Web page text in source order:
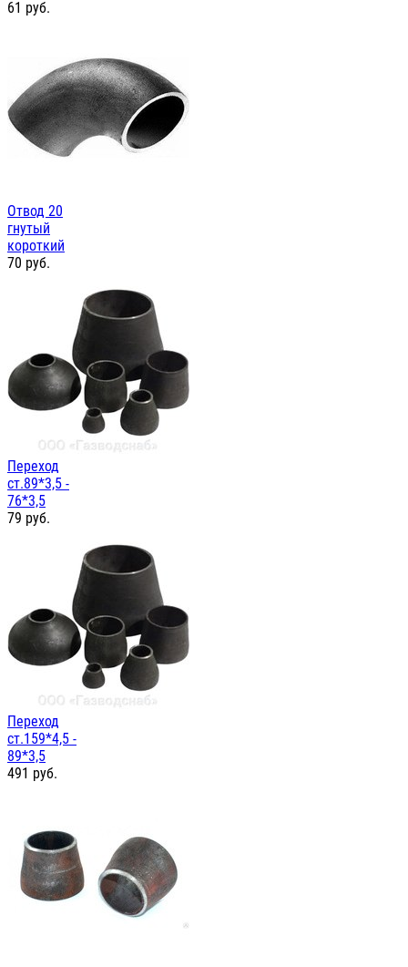
61 руб.
Отвод 20
гнутый
короткий
70 руб.
Переход
ст.89*3,5 -
76*3,5
79 руб.
Переход
ст.159*4,5 -
89*3,5
491 руб.